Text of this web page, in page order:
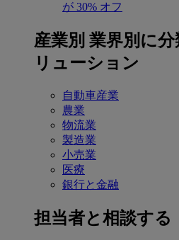
が 30% オフ
産業別 業界別に
リューション
自動車産業
農業
物流業
製造業
小売業
医療
銀行と金融
担当者と相談する